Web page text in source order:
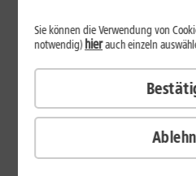
Sie können die Verwendung von
notwendig)hierauch einzeln